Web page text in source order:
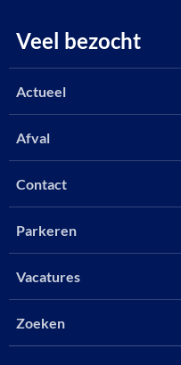
Veel bezocht
Actueel
Afval
Contact
Parkeren
Vacatures
Zoeken